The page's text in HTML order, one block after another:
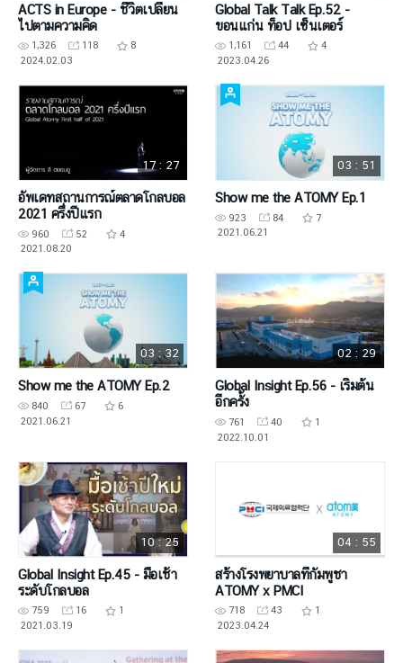
ACTS in Europe - ชีวิตเปลี่ยน
ไปตามความคิด
1,326 118
8
2024.02.03
Global Talk Talk Ep.52 -
ขอนแก่น ท็อป เซ็นเตอร์
1,161 44
4
2023.04.26
17 : 27
อัพเดทสถานการณ์ตลาดโกลบอล
2021 ครึ่งปีแรก
960 52
4
2021.08.20
03 : 51
Show me the ATOMY Ep.1
923 84
7
2021.06.21
03 : 32
Show me the ATOMY Ep.2
840 67
6
2021.06.21
02 : 29
Global Insight Ep.56 - เริ่มต้น
อีกครั้ง
761 40
1
2022.10.01
10 : 25
Global Insight Ep.45 - มื้อเช้า
ระดับโกลบอล
759 16
1
2021.03.19
04 : 55
สร้างโรงพยาบาลที่กัมพูชา
ATOMY x PMCI
718 43
1
2023.04.24